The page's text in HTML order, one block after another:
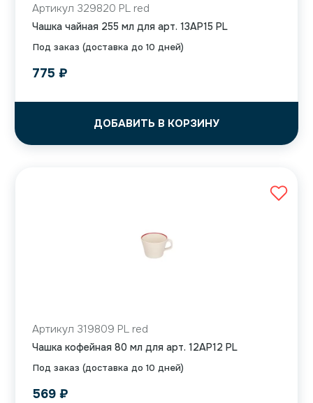
Под заказ (доставка до 10 дней)
Артикул 329820 PL red
Чашка чайная 255 мл для арт. 13AP15 PL
775 ₽
ДОБАВИТЬ В КОРЗИНУ
Под заказ (доставка до 10 дней)
Артикул 319809 PL red
Чашка кофейная 80 мл для арт. 12AP12 PL
569 ₽